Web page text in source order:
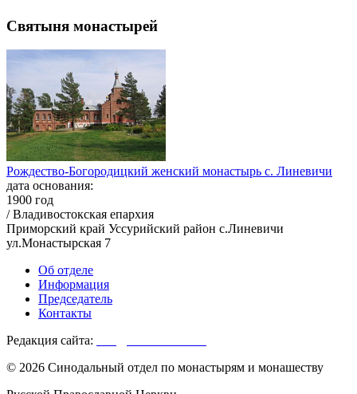
Святыня монастырей
Рождество-Богородицкий женский монастырь с. Линевичи
дата основания:
1900 год
/ Владивостокская епархия
Приморский край Уссурийский район с.Линевичи
ул.Монастырская 7
Об отделе
Информация
Председатель
Контакты
Редакция сайта:
© 2026 Синодальный отдел по монастырям и монашеству